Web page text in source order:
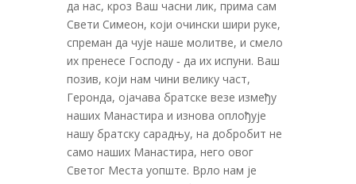
да нас, кроз Ваш часни лик, прима сам
Свети Симеон, који очински шири руке,
спреман да чује наше молитве, и смело
их пренесе Господу ‑ да их испуни. Ваш
позив, који нам чини велику част,
Геронда, ојачава братске везе између
наших Манастира и изнова оплођује
нашу братску сарадњу, на добробит не
само наших Манастира, него овог
Светог Места уопште. Врло нам је